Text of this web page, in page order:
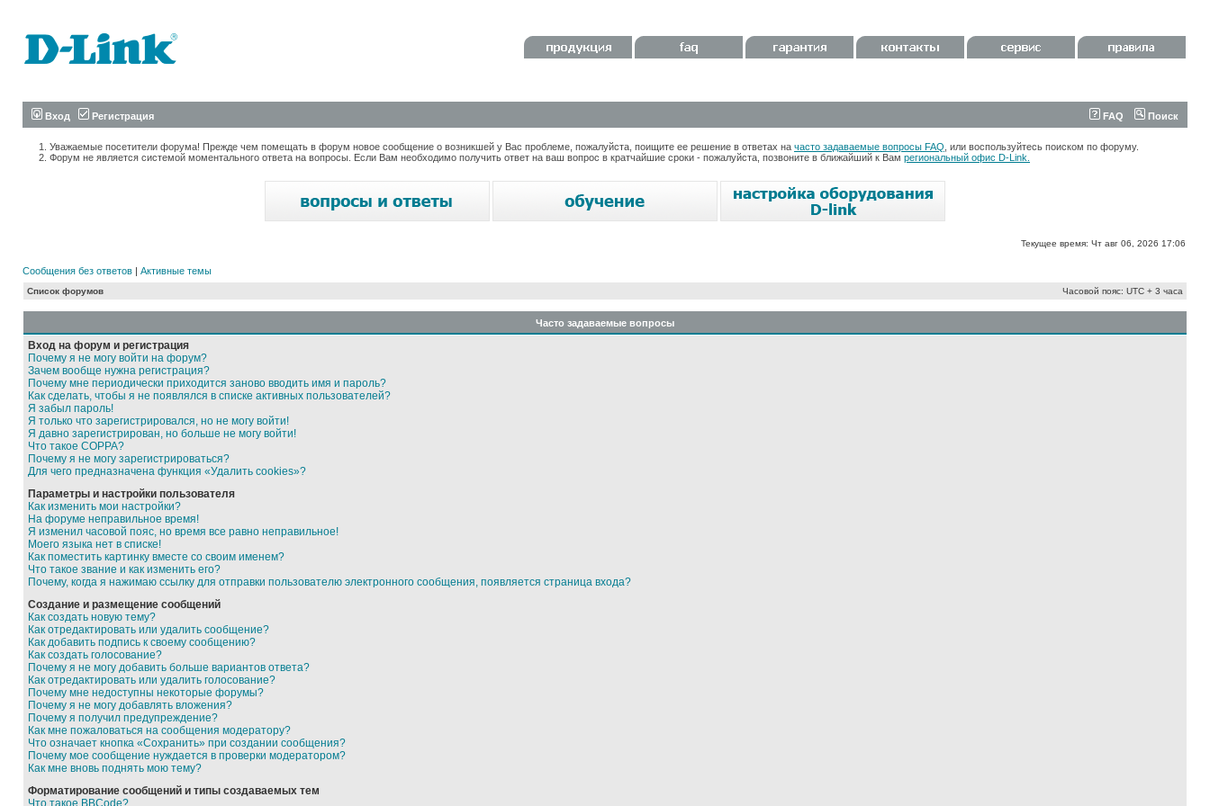
Вход Регистрация FAQ Поиск
Уважаемые посетители форума! Прежде чем помещать в форум новое сообщение о возникшей у Вас проблеме, пожалуйста, поищите ее решение в ответах на часто задаваемые вопросы FAQ , или воспользуйтесь поиском по форуму.
Форум не является системой моментального ответа на вопросы. Если Вам необходимо получить ответ на ваш вопрос в кратчайшие сроки - пожалуйста, позвоните в ближайший к Вам региональный офис D-Link.
Текущее время: Чт авг 06, 2026 17:06
Сообщения без ответов | Активные темы
Список форумов Часовой пояс: UTC + 3 часа
Часто задаваемые вопросы
Вход на форум и регистрация
Почему я не могу войти на форум?
Зачем вообще нужна регистрация?
Почему мне периодически приходится заново вводить имя и пароль?
Как сделать, чтобы я не появлялся в списке активных пользователей?
Я забыл пароль!
Я только что зарегистрировался, но не могу войти!
Я давно зарегистрирован, но больше не могу войти!
Что такое COPPA?
Почему я не могу зарегистрироваться?
Для чего предназначена функция «Удалить cookies»?
Параметры и настройки пользователя
Как изменить мои настройки?
На форуме неправильное время!
Я изменил часовой пояс, но время все равно неправильное!
Моего языка нет в списке!
Как поместить картинку вместе со своим именем?
Что такое звание и как изменить его?
Почему, когда я нажимаю ссылку для отправки пользователю электронного сообщения, появляется страница входа?
Создание и размещение сообщений
Как создать новую тему?
Как отредактировать или удалить сообщение?
Как добавить подпись к своему сообщению?
Как создать голосование?
Почему я не могу добавить больше вариантов ответа?
Как отредактировать или удалить голосование?
Почему мне недоступны некоторые форумы?
Почему я не могу добавлять вложения?
Почему я получил предупреждение?
Как мне пожаловаться на сообщения модератору?
Что означает кнопка «Сохранить» при создании сообщения?
Почему мое сообщение нуждается в проверки модератором?
Как мне вновь поднять мою тему?
Форматирование сообщений и типы создаваемых тем
Что такое BBCode?